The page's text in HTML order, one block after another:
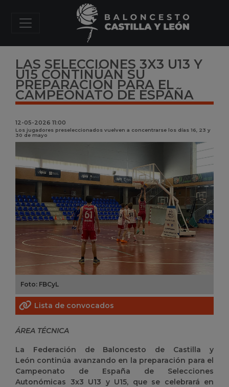
LAS SELECCIONES 3X3 U13 Y
U15 CONTINÚAN SU
PREPARACIÓN PARA EL
CAMPEONATO DE ESPAÑA
12-05-2026 11:00
Los jugadores preseleccionados vuelven a concentrarse los días 16, 23 y
30 de mayo
Foto: FBCyL
Lista de convocados
ÁREA TÉCNICA
La Federación de Baloncesto de Castilla y
León continúa avanzando en la preparación para el
Campeonato de España de Selecciones
Autonómicas 3x3 U13 y U15, que se celebrará en